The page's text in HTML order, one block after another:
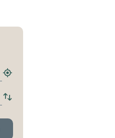
Etsi
pysäkki
Vaihda
ja